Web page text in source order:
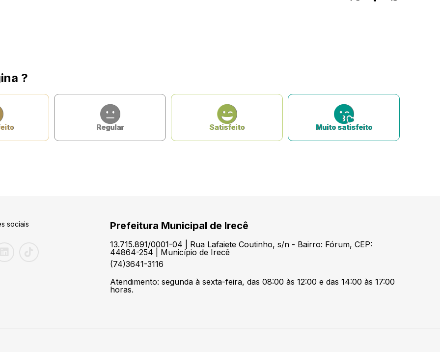
?
Regular Satisfeito Muito satisfeito
sociais Prefeitura Municipal de Irecê
13.715.891/0001-04 | Rua Lafaiete Coutinho, s/n - Bairro: Fórum, CEP:
44864-254 | Município de Irecê
(74)3641-3116
Atendimento: segunda à sexta-feira, das 08:00 às 12:00 e das 14:00 às 17:00
horas.